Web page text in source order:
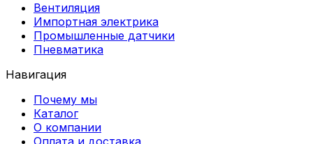
Вентиляция
Импортная электрика
Промышленные датчики
Пневматика
Навигация
Почему мы
Каталог
О компании